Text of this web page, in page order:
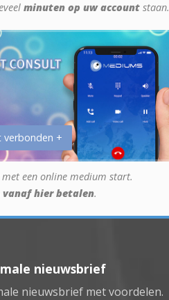
minuten op uw account staan.
verbonden +
een online medium start.
vanaf hier betalen.
nieuwsbrief
nieuwsbrief met voordelen.